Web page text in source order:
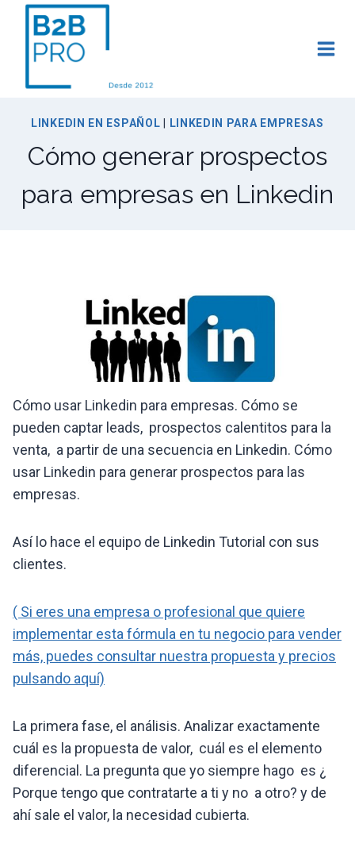
Saltar
contenido
LINKEDIN EN ESPAÑOL LINKEDIN PARA EMPRESAS
Cómo generar prospectos
para empresas en Linkedin
Cómo usar Linkedin para empresas. Cómo se
pueden captar leads, prospectos calentitos para la
venta, a partir de una secuencia en Linkedin. Cómo
usar Linkedin para generar prospectos para las
empresas.
Así lo hace el equipo de Linkedin Tutorial con sus
clientes.
( Si eres una empresa o profesional que quiere
implementar esta fórmula en tu negocio para vender
más, puedes consultar nuestra propuesta y precios
pulsando aquí)
La primera fase, el análisis. Analizar exactamente
cuál es la propuesta de valor, cuál es el elemento
diferencial. La pregunta que yo siempre hago es ¿
Porque tengo que contratarte a ti y no a otro? y de
ahí sale el valor, la necesidad cubierta.